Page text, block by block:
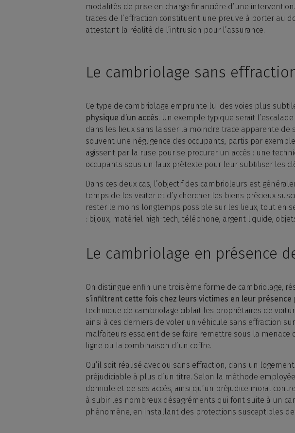
modalités de prise en charge financière d’une
traces de l’effraction constituent une preuve à porter au
attestant la réalité de l’intrusion pour l’assurance.
Le cambriolage sans
Ce type de cambriolage emprunte lui des voies plus
physique d’un accès. Un exemple typique serait
dans les lieux sans laisser la moindre trace apparente
souvent une négligence des occupants, partis par
agissent par la ruse pour se procurer un accès : une
occupants sous un faux prétexte pour leur subtiliser les
Dans ces deux cas, l’objectif des cambrioleurs est
temps de les visiter et d’y chercher les biens précieux
rester le moins longtemps possible sur les lieux, tout en
: bijoux, matériel high-tech, téléphone, argent liquide,
Le cambriolage en présence
On distingue enfin une troisième forme de cambriolage,
s’infiltrent cette fois chez leurs victimes en leur
technique de cambriolage ciblait les propriétaires de
ainsi à ces derniers de voler un véhicule sans effraction
malfaiteurs essaient de se faire remettre sous la menace
ligne ou la combinaison d’un coffre.
Qu’il soit réalisé avec ou sans effraction, dans un
préjudiciable à plus d’un titre. Selon la méthode
domicile et de ses accès, ainsi qu’un préjudice moral
à subir les nombreux désagréments qui font suite à un
phénomène, en installant des protections susceptibles